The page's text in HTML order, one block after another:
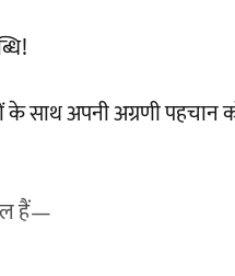
के साथ अपनी अग्रणी
हैं—